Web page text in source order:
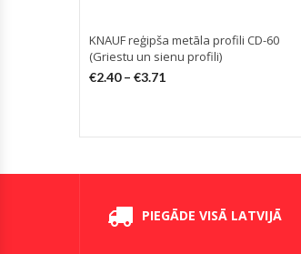
KNAUF reģipša metāla profili CD-60
(Griestu un sienu profili)
€2.40– €3.71
PIEGĀDE VISĀ LATVIJĀ